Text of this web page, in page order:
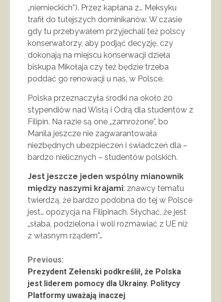
„niemieckich”). Przez kapłana z… Meksyku
trafił do tutejszych dominikanów. W czasie
gdy tu przebywałem przyjechali też polscy
konserwatorzy, aby podjąć decyzję, czy
dokonają na miejscu konserwacji dzieła
biskupa Mikołaja czy też będzie trzeba
poddać go renowacji u nas, w Polsce.
Polska przeznaczyła środki na około 20
stypendiów nad Wisłą i Odrą dla studentów z
Filipin. Na razie są one „zamrożone”, bo
Manila jeszcze nie zagwarantowała
niezbędnych ubezpieczeń i świadczeń dla –
bardzo nielicznych – studentów polskich.
Jest jeszcze jeden wspólny mianownik
między naszymi krajami: znawcy tematu
twierdzą, że bardzo podobna do tej w Polsce
jest… opozycja na Filipinach. Słychać, że jest
„słaba, podzielona i woli rozmawiać z UE niż
z własnym rządem”…
Continue
Reading
Previous:
Prezydent Zełenski podkreślił, że Polska
jest liderem pomocy dla Ukrainy. Politycy
Platformy uważają inaczej